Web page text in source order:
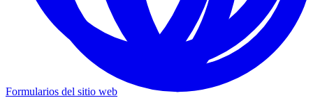
Formularios del sitio web